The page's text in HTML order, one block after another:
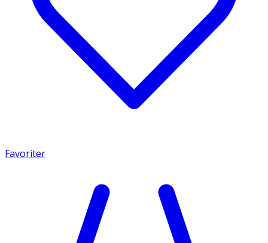
Favoriter